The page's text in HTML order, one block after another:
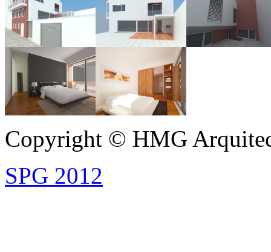
Copyright © HMG
SPG 2012